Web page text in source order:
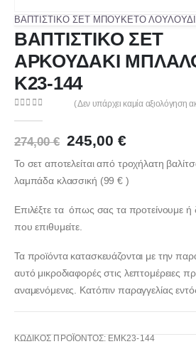
ΒΑΠΤΙΣΤΙΚΟ ΣΕΤ ΜΠΟΥΚΕΤΟ
ΒΑΠΤΙΣΤΙΚΟ ΣΕΤ
ΑΡΚΟΥΔΑΚΙ
Κ23-144
( Δεν υπάρχει καμία αξιολόγηση
274,00€ Original
was:
274,00 €.
245,00 €Η
τιμή
είναι:
Το σετ αποτελείται από τροχήλατη
λαμπάδα κλασσική (99 € )
Επιλέξτε τα όπως σας τα προτείνουμε ή
που επιθυμείτε.
Τα προϊόντα κατασκευάζονται με την
αυτό μικροδιαφορές στις λεπτομέρειες
αναμενόμενες. Κατόπιν παραγγελίας
ΚΩΔΙΚΌΣ ΠΡΟΪΌΝΤΟΣ:ΕΜΚ23-144